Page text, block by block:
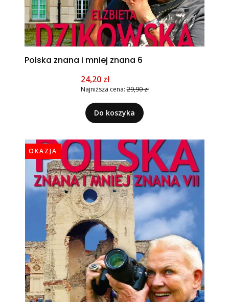
Polska znana i mniej znana 6
Cena promocyjna
24,20 zł
Najniższa cena: 29,90 zł
Do koszyka
OKAZJA